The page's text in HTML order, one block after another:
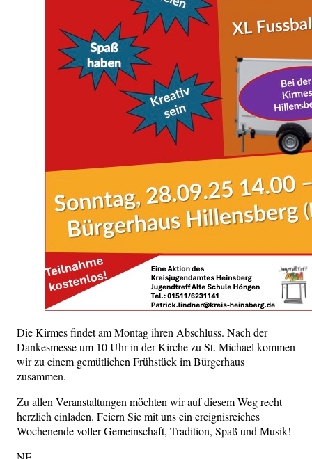
Die Kirmes findet am Montag ihren Abschluss. Nach der
Dankesmesse um 10 Uhr in der Kirche zu St. Michael kommen
wir zu einem gemütlichen Frühstück im Bürgerhaus
zusammen.
Zu allen Veranstaltungen möchten wir auf diesem Weg recht
herzlich einladen. Feiern Sie mit uns ein ereignisreiches
Wochenende voller Gemeinschaft, Tradition, Spaß und Musik!